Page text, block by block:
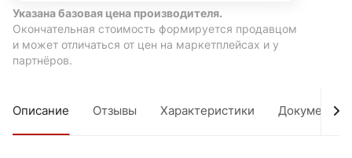
Указана базовая цена производителя.
Окончательная стоимость формируется продавцом
и может отличаться от цен на маркетплейсах и у
партнёров.
Описание Отзывы Характеристики Документы